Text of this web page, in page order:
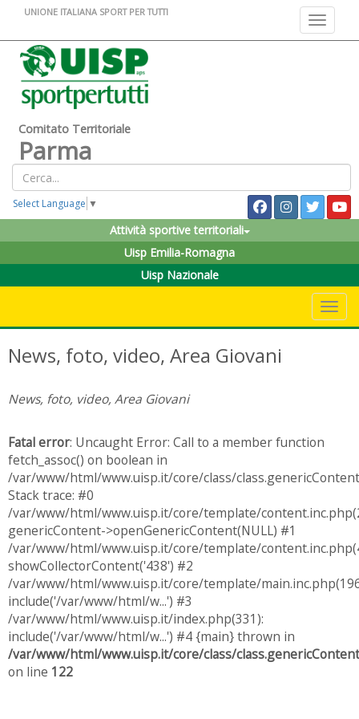
Toggle
UNIONE ITALIANA SPORT PER TUTTI
Comitato Territoriale
Parma
Select Language ▼
Attività sportive territoriali
Uisp Emilia-Romagna
Uisp Nazionale
News, foto, video, Area Giovani
News, foto, video, Area Giovani
Fatal error: Uncaught Error: Call to a member function
fetch_assoc() on boolean in
/var/www/html/www.uisp.it/core/class/
Stack trace: #0
/var/www/html/www.uisp.it/core/template/
genericContent->openGenericContent(NULL) #1
/var/www/html/www.uisp.it/core/template/
showCollectorContent('438') #2
/var/www/html/www.uisp.it/core/template/
include('/var/www/html/w...') #3
/var/www/html/www.uisp.it/index.php(331):
include('/var/www/html/w...') #4 {main} thrown in
/var/www/html/www.uisp.it/core/class/
on line 122